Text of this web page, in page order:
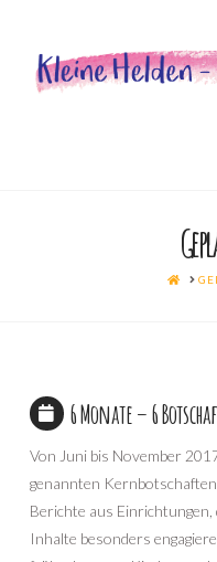
6 Monate – 6
Von Juni bis November
genannten
Berichte aus
Inhalte besonders